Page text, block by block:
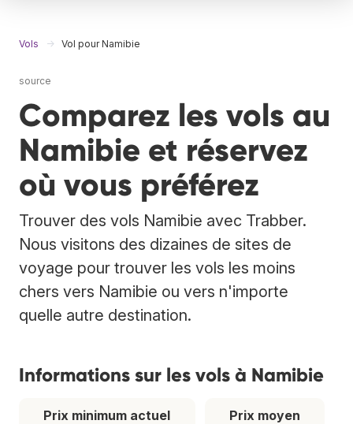
Vols Vol pour Namibie
source
Comparez les vols au
Namibie et réservez
où vous préférez
Trouver des vols Namibie avec Trabber.
Nous visitons des dizaines de sites de
voyage pour trouver les vols les moins
chers vers Namibie ou vers n'importe
quelle autre destination.
Informations sur les vols à Namibie
Prix minimum actuel
Prix moyen